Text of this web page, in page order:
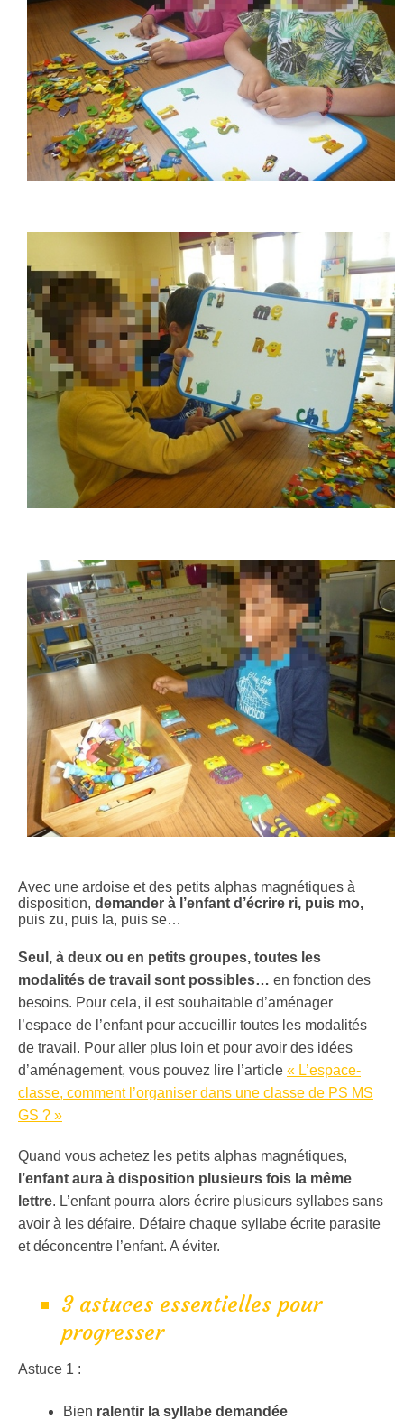
Avec une ardoise et des petits alphas magnétiques à
disposition, demander à l’enfant d’écrire ri, puis mo,
puis zu, puis la, puis se…
Seul, à deux ou en petits groupes, toutes les
modalités de travail sont possibles… en fonction des
besoins. Pour cela, il est souhaitable d’aménager
l’espace de l’enfant pour accueillir toutes les modalités
de travail. Pour aller plus loin et pour avoir des idées
d’aménagement, vous pouvez lire l’article « L’espace-
classe, comment l’organiser dans une classe de PS MS
GS ? »
Quand vous achetez les petits alphas magnétiques,
l’enfant aura à disposition plusieurs fois la même
lettre. L’enfant pourra alors écrire plusieurs syllabes sans
avoir à les défaire. Défaire chaque syllabe écrite parasite
et déconcentre l’enfant. A éviter.
3 astuces essentielles pour
progresser
Astuce 1 :
Bien ralentir la syllabe demandée